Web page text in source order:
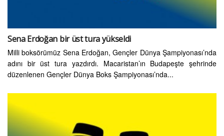
Sena Erdoğan bir üst tura yükseldi
Milli boksörümüz Sena Erdoğan, Gençler Dünya Şampiyonası’nda
adını bir üst tura yazdırdı. Macaristan’ın Budapeşte şehrinde
düzenlenen Gençler Dünya Boks Şampiyonası’nda...